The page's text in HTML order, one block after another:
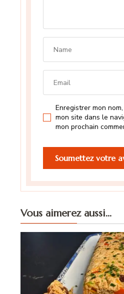
Enregistrer mon
mon site dans le
mon prochain
Vous aimerez aussi...